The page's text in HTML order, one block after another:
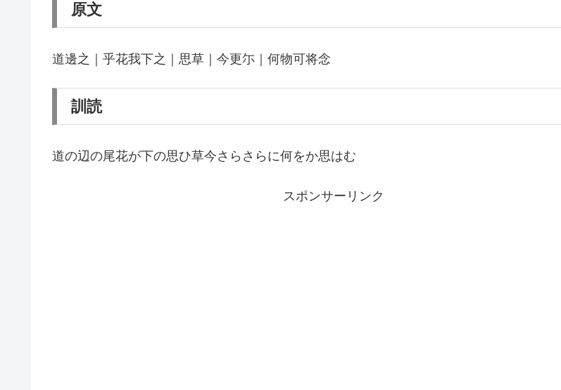
原文
道邊之｜乎花我下之｜思草｜今更尓｜何物可将念
訓読
道の辺の尾花が下の思ひ草今さらさらに何をか思はむ
スポンサーリンク